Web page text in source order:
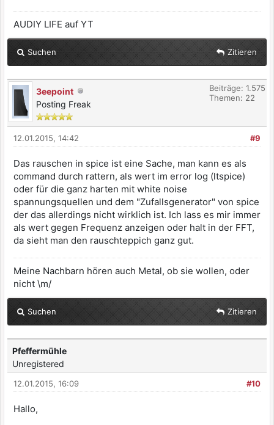
AUDIY LIFE auf YT
Suchen Zitieren
3eepoint
Posting Freak
Beiträge: 1.575
Themen: 22
#9
12.01.2015, 14:42
Das rauschen in spice ist eine Sache, man kann es als
command durch rattern, als wert im error log (ltspice)
oder für die ganz harten mit white noise
spannungsquellen und dem "Zufallsgenerator" von spice
der das allerdings nicht wirklich ist. Ich lass es mir immer
als wert gegen Frequenz anzeigen oder halt in der FFT,
da sieht man den rauschteppich ganz gut.
Meine Nachbarn hören auch Metal, ob sie wollen, oder
nicht \m/
Suchen Zitieren
Pfeffermühle
Unregistered
#10
12.01.2015, 16:09
Hallo,